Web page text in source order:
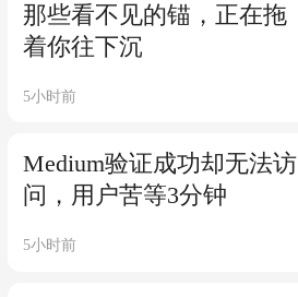
那些看不见的锚，正在拖
着你往下沉
5小时前
Medium验证成功却无法访
问，用户苦等3分钟
5小时前